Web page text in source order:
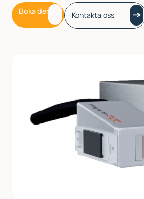
kompakta designen gör att den lätt
Boka demo Kontakta oss